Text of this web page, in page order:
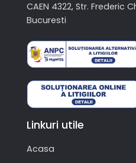
CAEN 4322, Str. Frederic
Bucuresti
Linkuri utile
Acasa